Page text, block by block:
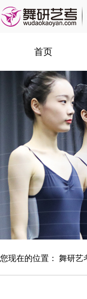
首页
您现在的位置： 舞研艺